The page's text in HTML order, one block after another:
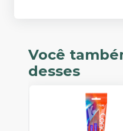
Você
desses